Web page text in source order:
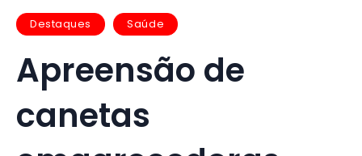
Destaques Saúde
Apreensão de
canetas